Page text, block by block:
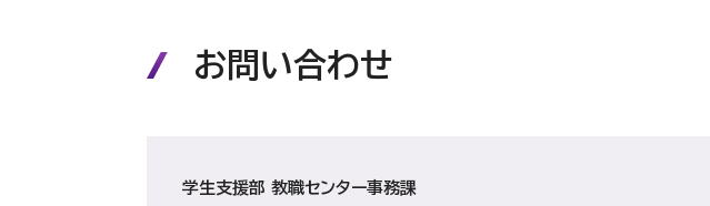
お問い合わせ
学生支援部 教職センター事務課